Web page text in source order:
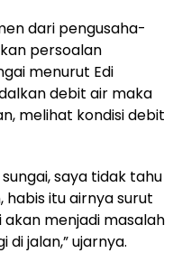
dari pengusaha-
persoalan
menurut Edi
debit air maka
melihat kondisi debit
saya tidak tahu
itu airnya surut
akan menjadi masalah
jalan,” ujarnya.